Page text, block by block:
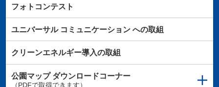
フォトコンテスト
ユニバーサルコミュニケーションへの取組
クリーンエネルギー導入の取組
公園マップダウンロードコーナー
（PDFで取得できます）